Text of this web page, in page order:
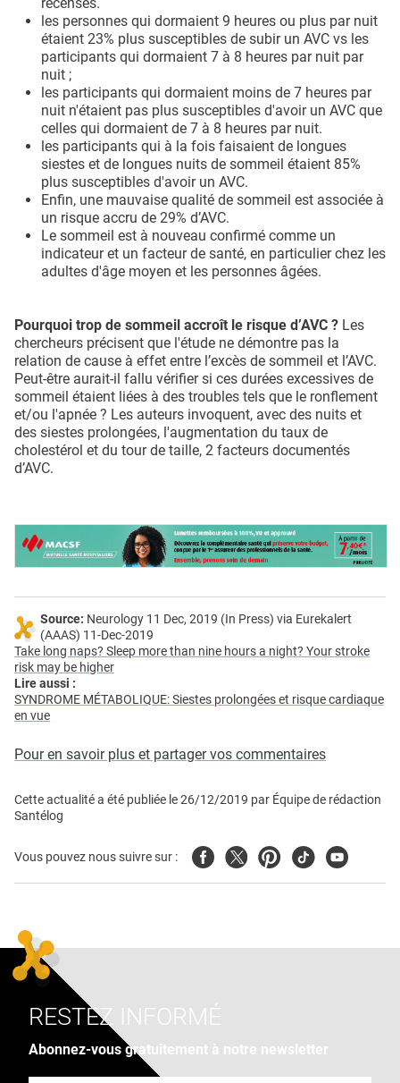
les personnes qui dormaient 9 heures ou plus par nuit
étaient 23% plus susceptibles de subir un AVC vs les
participants qui dormaient 7 à 8 heures par nuit par
nuit ;
les participants qui dormaient moins de 7 heures par
nuit n'étaient pas plus susceptibles d'avoir un AVC que
celles qui dormaient de 7 à 8 heures par nuit.
les participants qui à la fois faisaient de longues
siestes et de longues nuits de sommeil étaient 85%
plus susceptibles d'avoir un AVC.
Enfin, une mauvaise qualité de sommeil est associée à
un risque accru de 29% d’AVC.
Le sommeil est à nouveau confirmé comme un
indicateur et un facteur de santé, en particulier chez les
adultes d'âge moyen et les personnes âgées.
Pourquoi trop de sommeil accroît le risque d’AVC ? Les
chercheurs précisent que l'étude ne démontre pas la
relation de cause à effet entre l’excès de sommeil et l’AVC.
Peut-être aurait-il fallu vérifier si ces durées excessives de
sommeil étaient liées à des troubles tels que le ronflement
et/ou l'apnée ? Les auteurs invoquent, avec des nuits et
des siestes prolongées, l'augmentation du taux de
cholestérol et du tour de taille, 2 facteurs documentés
d’AVC.
Source: Neurology 11 Dec, 2019 (In Press) via Eurekalert
(AAAS) 11-Dec-2019
Take long naps? Sleep more than nine hours a night? Your stroke
risk may be higher
Lire aussi :
SYNDROME MÉTABOLIQUE: Siestes prolongées et risque cardiaque
en vue
Pour en savoir plus et partager vos commentaires
Cette actualité a été publiée le26/12/2019 par Équipe de rédaction
Santélog
Vous pouvez nous suivre sur : FacebookTwitterPinterest
TiktokYoutube
RESTEZ INFORMÉ
Abonnez-vous gratuitement à notre newsletter